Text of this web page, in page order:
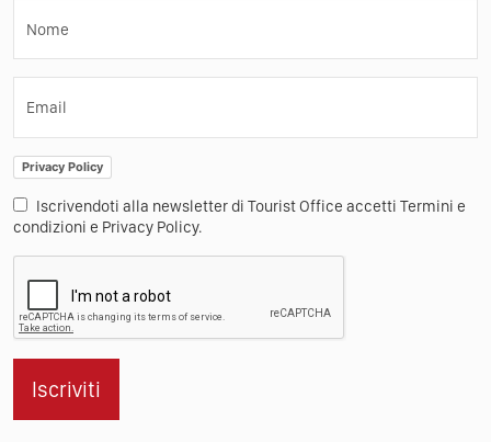
Nome
Email
Privacy Policy
Iscrivendoti alla newsletter di Tourist Office accetti Termini e
condizioni e Privacy Policy.
Iscriviti